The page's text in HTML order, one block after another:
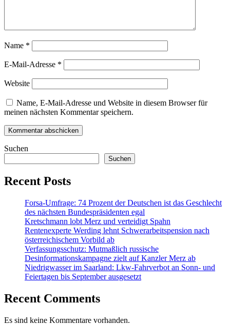
Name *
E-Mail-Adresse *
Website
Name, E-Mail-Adresse und Website in diesem Browser für
meinen nächsten Kommentar speichern.
Suchen
Suchen
Recent Posts
Forsa-Umfrage: 74 Prozent der Deutschen ist das Geschlecht
des nächsten Bundespräsidenten egal
Kretschmann lobt Merz und verteidigt Spahn
Rentenexperte Werding lehnt Schwerarbeitspension nach
österreichischem Vorbild ab
Verfassungsschutz: Mutmaßlich russische
Desinformationskampagne zielt auf Kanzler Merz ab
Niedrigwasser im Saarland: Lkw-Fahrverbot an Sonn- und
Feiertagen bis September ausgesetzt
Recent Comments
Es sind keine Kommentare vorhanden.